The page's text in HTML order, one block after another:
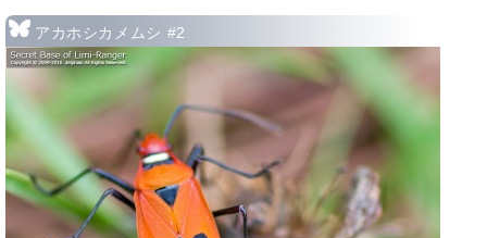
アカホシカメムシ #2